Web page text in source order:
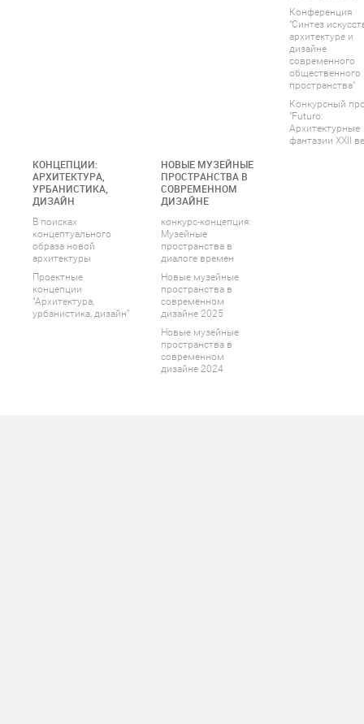
Конференция
"Синтез
архитектуре и
дизайне
современного
общественного
пространства"
Конкурсный
"Futuro:
Архитектурные
фантазии XXII
КОНЦЕПЦИИ:
АРХИТЕКТУРА,
УРБАНИСТИКА,
ДИЗАЙН
В поисках
концептуального
образа новой
архитектуры
Проектные
концепции
"Архитектура,
урбанистика, дизайн"
НОВЫЕ МУЗЕЙНЫЕ
ПРОСТРАНСТВА В
СОВРЕМЕННОМ
ДИЗАЙНЕ
конкурс-концепция:
Музейные
пространства в
диалоге времен
Новые музейные
пространства в
современном
дизайне 2025
Новые музейные
пространства в
современном
дизайне 2024